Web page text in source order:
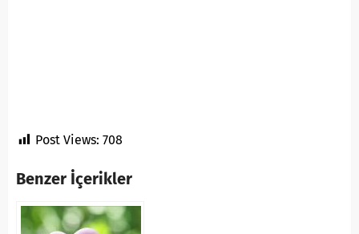
Post Views: 708
Benzer İçerikler